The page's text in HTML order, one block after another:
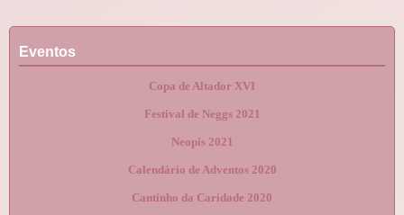
Eventos
Copa de Altador XVI
Festival de Neggs 2021
Neopis 2021
Calendário de Adventos 2020
Cantinho da Caridade 2020